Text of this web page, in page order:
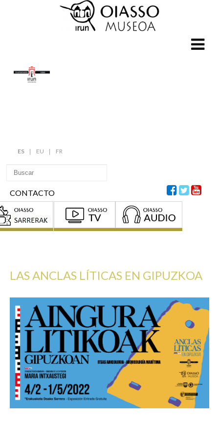
ES EU FR
CONTACTO
LAS ANCLAS LÍTICAS EN GIPUZKOA